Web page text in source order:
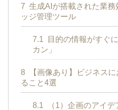
7 生成AIが搭載された業
ッジ管理ツール
7.1
目的の情報がすぐ
カン」
8
【画像あり】ビジネス
ること4選
8.1 （1）企画のアイデ